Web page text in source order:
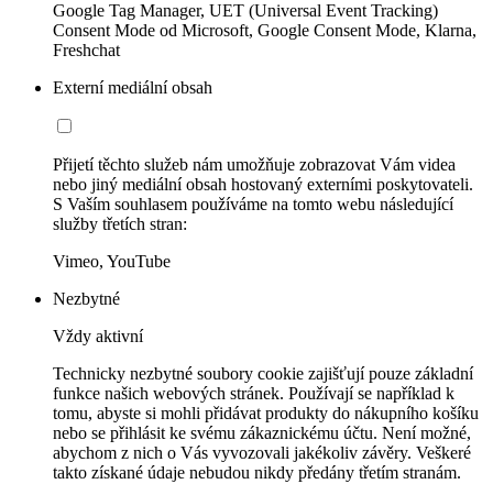
Google Tag Manager, UET (Universal Event Tracking)
Consent Mode od Microsoft, Google Consent Mode, Klarna,
Freshchat
Externí mediální obsah
Přijetí těchto služeb nám umožňuje zobrazovat Vám videa
nebo jiný mediální obsah hostovaný externími poskytovateli.
S Vaším souhlasem používáme na tomto webu následující
služby třetích stran:
Vimeo, YouTube
Nezbytné
Vždy aktivní
Technicky nezbytné soubory cookie zajišťují pouze základní
funkce našich webových stránek. Používají se například k
tomu, abyste si mohli přidávat produkty do nákupního košíku
nebo se přihlásit ke svému zákaznickému účtu. Není možné,
abychom z nich o Vás vyvozovali jakékoliv závěry. Veškeré
takto získané údaje nebudou nikdy předány třetím stranám.